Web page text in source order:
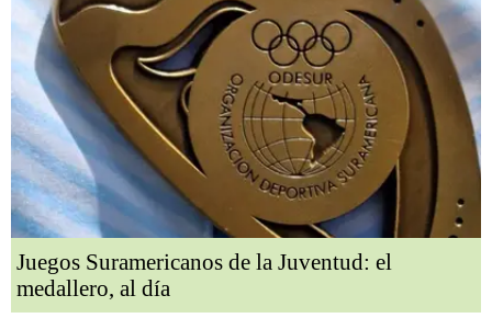
Juegos Suramericanos de la Juventud: el
medallero, al día